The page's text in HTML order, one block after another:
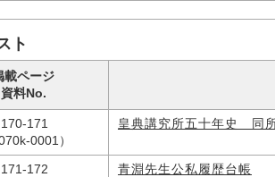
ト
載ページ
資料No.
171
0001）
皇典講究所五十年史 同
172
青淵先生公私履歴台帳